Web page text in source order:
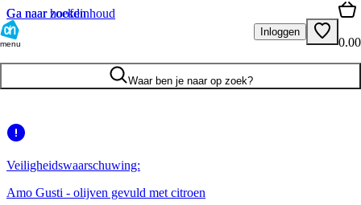
Ga naar hoofdinhoud
Ga naar zoeken
menu
Inloggen
0.00
Waar ben je naar op zoek?
Veiligheidswaarschuwing:
Amo Gusti - olijven gevuld met citroen